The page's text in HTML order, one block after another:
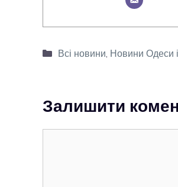
Категорії
Всі новини Новини Одеси і
Залишити